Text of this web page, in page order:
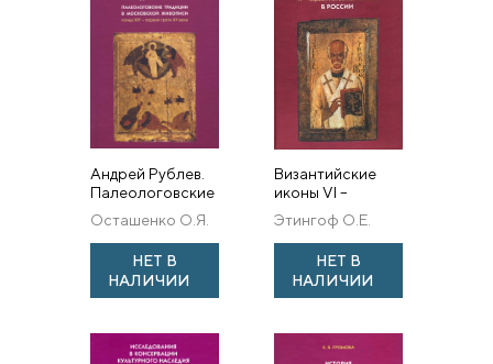
Андрей Рублев.
Палеологовские
традиции в
московской
живописи конца
XIV – первой
трети XV века
Осташенко О.Я.
НЕТ В
НАЛИЧИИ
Византийские
иконы VI –
первой
половины XIII
века в России
Этингоф О.Е.
НЕТ В
НАЛИЧИИ